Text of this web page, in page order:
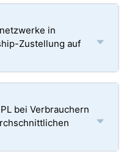
in
Zustellung auf
bei Verbrauchern